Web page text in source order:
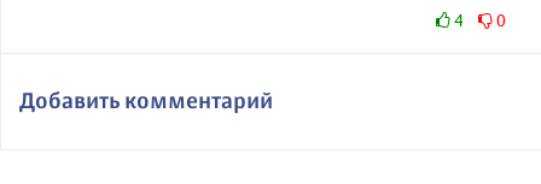
4 0
Добавить комментарий